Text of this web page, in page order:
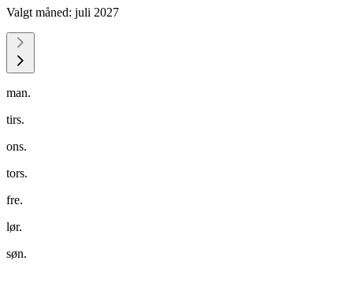
Valgt måned: juli 2027
man.
tirs.
ons.
tors.
fre.
lør.
søn.